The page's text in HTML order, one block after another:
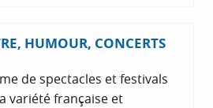
HUMOUR, CONCERTS
de spectacles et festivals
variété française et